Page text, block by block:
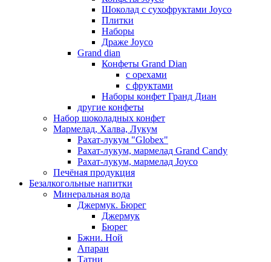
Шоколад с сухофруктами Joyco
Плитки
Наборы
Драже Joyco
Grand dian
Конфеты Grand Dian
с орехами
с фруктами
Наборы конфет Гранд Диан
другие конфеты
Набор шоколадных конфет
Мармелад, Халва, Лукум
Рахат-лукум "Globex"
Рахат-лукум, мармелад Grand Candy
Рахат-лукум, мармелад Joyco
Печёная продукция
Безалкогольные напитки
Минеральная вода
Джермук. Бюрег
Джермук
Бюрег
Бжни. Ной
Апаран
Татни